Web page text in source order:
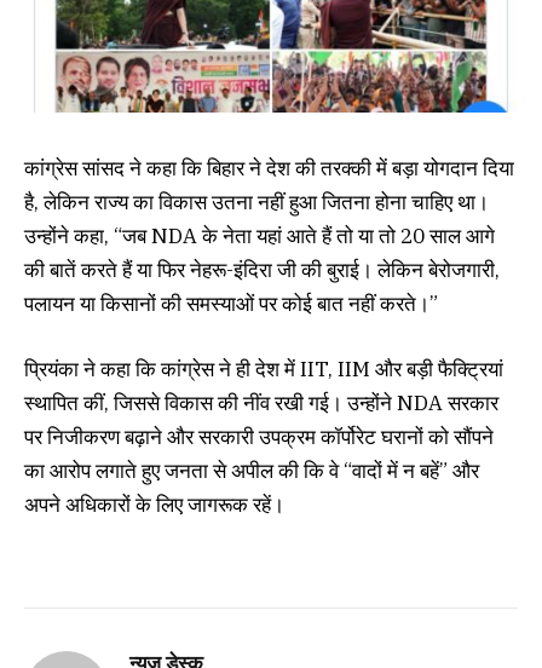
कांग्रेस सांसद ने कहा कि बिहार ने देश की तरक्की में बड़ा योगदान दिया
है, लेकिन राज्य का विकास उतना नहीं हुआ जितना होना चाहिए था।
उन्होंने कहा, “जब NDA के नेता यहां आते हैं तो या तो 20 साल आगे
की बातें करते हैं या फिर नेहरू-इंदिरा जी की बुराई। लेकिन बेरोजगारी,
पलायन या किसानों की समस्याओं पर कोई बात नहीं करते।”
प्रियंका ने कहा कि कांग्रेस ने ही देश में IIT, IIM और बड़ी फैक्ट्रियां
स्थापित कीं, जिससे विकास की नींव रखी गई। उन्होंने NDA सरकार
पर निजीकरण बढ़ाने और सरकारी उपक्रम कॉर्पोरेट घरानों को सौंपने
का आरोप लगाते हुए जनता से अपील की कि वे “वादों में न बहें” और
अपने अधिकारों के लिए जागरूक रहें।